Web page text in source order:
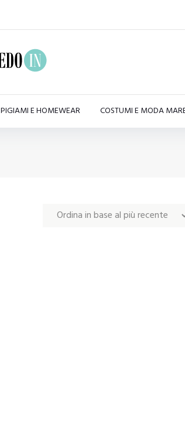
PIGIAMI E HOMEWEAR COSTUMI E MODA